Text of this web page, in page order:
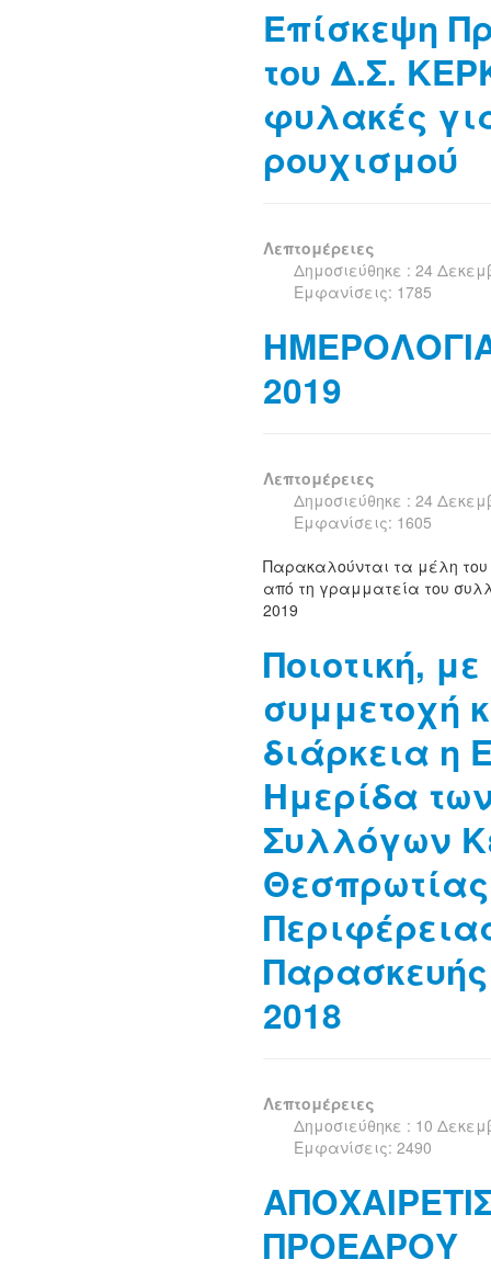
Επίσκεψη
του Δ.Σ.
φυλακές
ρουχισμού
Λεπτομέρειες
Δημοσιεύθηκε : 24
Εμφανίσεις: 1785
2019
Λεπτομέρειες
Δημοσιεύθηκε : 24
Εμφανίσεις: 1605
Παρακαλούνται τα μέλη
από τη γραμματεία του
2019
Ποιοτική,
συμμετοχή
διάρκεια η
Ημερίδα
Συλλόγων
2018
Λεπτομέρειες
Δημοσιεύθηκε : 10
Εμφανίσεις: 2490
ΠΡΟΕΔΡΟΥ